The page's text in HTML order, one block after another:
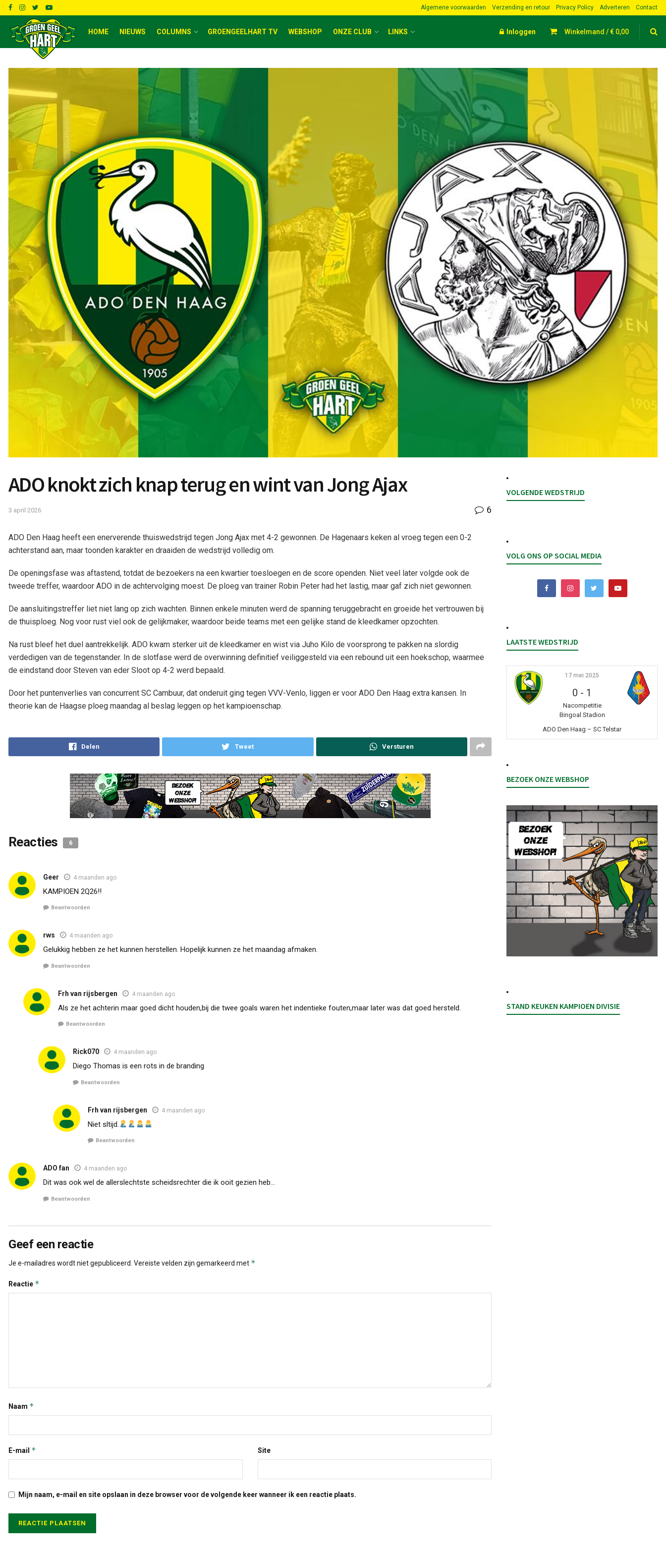
Algemene voorwaarden Verzending en retour Privacy Policy Adverteren Contact
HOME NIEUWS COLUMNS GROENGEELHART TV WEBSHOP ONZE CLUB LINKS Inloggen Winkelmand /€ 0,00
ADO knokt zich knap terug en wint van Jong Ajax
3 april 2026 6
ADO Den Haag heeft een enerverende thuiswedstrijd tegen Jong Ajax met 4-2 gewonnen. De Hagenaars keken al vroeg tegen een 0-2
achterstand aan, maar toonden karakter en draaiden de wedstrijd volledig om.
De openingsfase was aftastend, totdat de bezoekers na een kwartier toesloegen en de score openden. Niet veel later volgde ook de
tweede treffer, waardoor ADO in de achtervolging moest. De ploeg van trainer Robin Peter had het lastig, maar gaf zich niet gewonnen.
De aansluitingstreffer liet niet lang op zich wachten. Binnen enkele minuten werd de spanning teruggebracht en groeide het vertrouwen bij
de thuisploeg. Nog voor rust viel ook de gelijkmaker, waardoor beide teams met een gelijke stand de kleedkamer opzochten.
Na rust bleef het duel aantrekkelijk. ADO kwam sterker uit de kleedkamer en wist via Juho Kilo de voorsprong te pakken na slordig
verdedigen van de tegenstander. In de slotfase werd de overwinning definitief veiliggesteld via een rebound uit een hoekschop, waarmee
de eindstand door Steven van eder Sloot op 4-2 werd bepaald.
Door het puntenverlies van concurrent SC Cambuur, dat onderuit ging tegen VVV-Venlo, liggen er voor ADO Den Haag extra kansen. In
theorie kan de Haagse ploeg maandag al beslag leggen op het kampioenschap.
Tweet
Reacties 6
Geer 4 maanden ago
KAMPIOEN 2Q26!!
Beantwoorden
rws 4 maanden ago
Gelukkig hebben ze het kunnen herstellen. Hopelijk kunnen ze het maandag afmaken.
Beantwoorden
Frh van rijsbergen 4 maanden ago
Als ze het achterin maar goed dicht houden,bij die twee goals waren het indentieke fouten,maar later was dat goed hersteld.
Beantwoorden
Rick070 4 maanden ago
Diego Thomas is een rots in de branding
Beantwoorden
Frh van rijsbergen 4 maanden ago
Niet sltijd.
Beantwoorden
ADO fan 4 maanden ago
Dit was ook wel de allerslechtste scheidsrechter die ik ooit gezien heb…
Beantwoorden
Geef een reactie
Je e-mailadres wordt niet gepubliceerd. Vereiste velden zijn gemarkeerd met *
Reactie *
Naam *
E-mail * Site
Mijn naam, e-mail en site opslaan in deze browser voor de volgende keer wanneer ik een reactie plaats.
VOLGENDE WEDSTRIJD
VOLG ONS OP SOCIAL MEDIA
LAATSTE WEDSTRIJD
17 mei 2025
0 - 1
Nacompetitie
Bingoal Stadion
ADO Den Haag – SC Telstar
BEZOEK ONZE WEBSHOP
STAND KEUKEN KAMPIOEN DIVISIE